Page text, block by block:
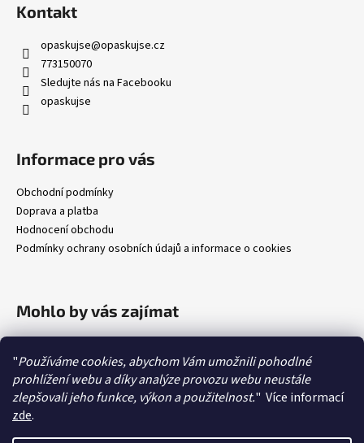
"Používáme cookies, abychom Vám umožnili pohodlné
prohlížení webu a díky analýze provozu webu neustále
zlepšovali jeho funkce, výkon a použitelnost." Více informací
zde.
Kontakt
opaskujse@opaskujse.cz
773150070
Sledujte nás na Facebooku
opaskujse
Informace pro vás
Obchodní podmínky
Doprava a platba
Hodnocení obchodu
Podmínky ochrany osobních údajů a informace o cookies
Mohlo by vás zajímat
Jak zkrátit opasek
Péče o kožené výrobky
O kůžích
O sponách